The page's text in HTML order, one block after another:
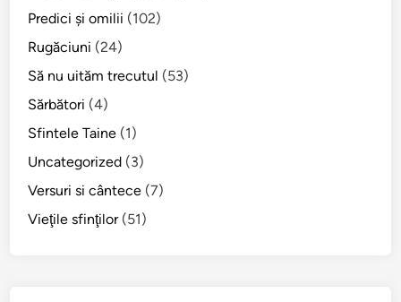
Predici şi omilii (102)
Rugăciuni (24)
Să nu uităm trecutul (53)
Sărbători (4)
Sfintele Taine (1)
Uncategorized (3)
Versuri si cântece (7)
Vieţile sfinţilor(51)